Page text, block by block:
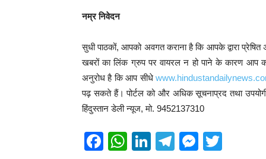
नम्र निवेदन
सुधी पाठकों, आपको अवगत कराना है कि आपके द्वारा
खबरों का लिंक ग्रुप पर वायरल न हो पाने के कारण आप
अनुरोध है कि आप सीधे
पढ़ सकते हैं। पोर्टल को और अधिक सूचनाप्रद तथा
हिंदुस्तान डेली न्यूज, मो. 9452137310
F
W
Li
T
M